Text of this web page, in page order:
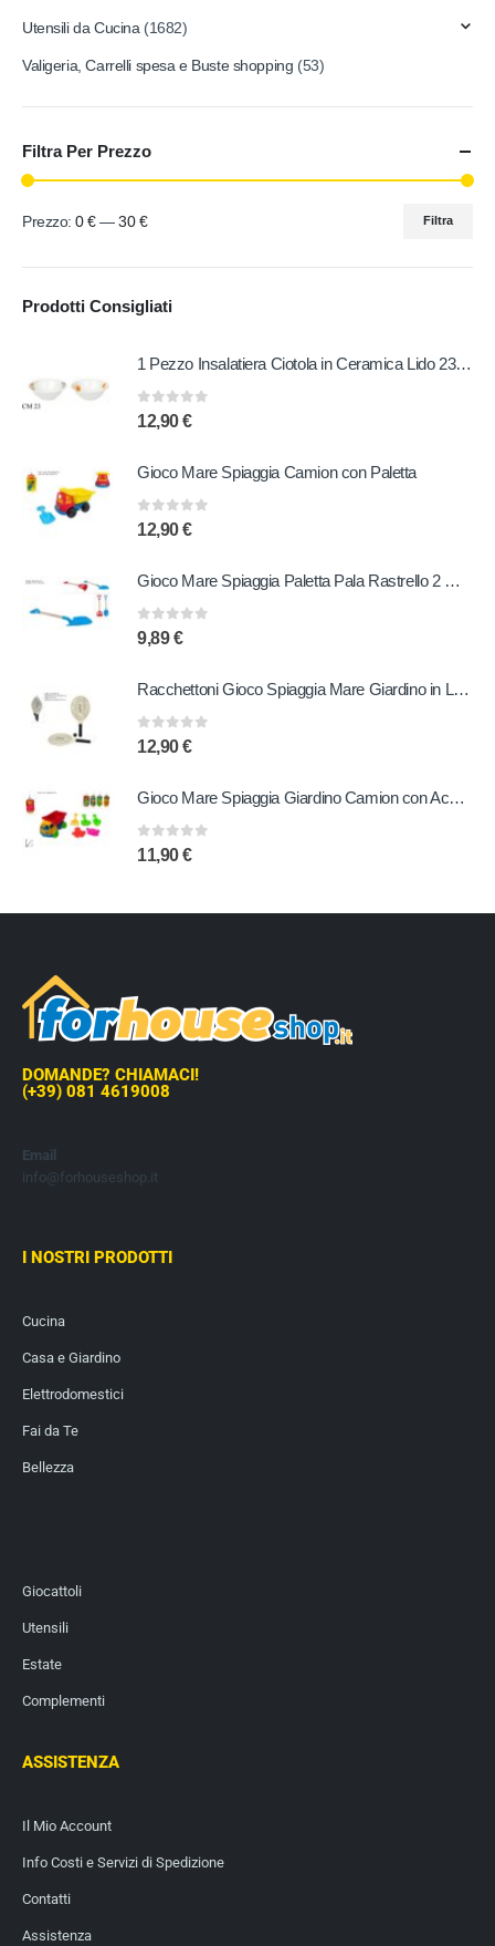
Utensili da Cucina (1682)
Valigeria, Carrelli spesa e Buste shopping (53)
Filtra Per Prezzo
Filtra
Prezzo:0 €—30 €
Prodotti Consigliati
1 Pezzo Insalatiera Ciotola in Ceramica Lido 23 cm 2 Decori
0out of 5
12,90€
Gioco Mare Spiaggia Camion con Paletta
0out of 5
12,90€
Gioco Mare Spiaggia Paletta Pala Rastrello 2 Modelli
0 out of 5
9,89€
Racchettoni Gioco Spiaggia Mare Giardino in Legno con Pallina
0out of 5
12,90€
Gioco Mare Spiaggia Giardino Camion con Accessori 6 Pezzi
0 out of 5
11,90€
DOMANDE? CHIAMACI!
(+39) 081 4619008
Email
info@forhouseshop.it
I NOSTRI PRODOTTI
Cucina
Casa e Giardino
Elettrodomestici
Fai da Te
Bellezza
Giocattoli
Utensili
Estate
Complementi
ASSISTENZA
Il Mio Account
Info Costi e Servizi di Spedizione
Contatti
Assistenza